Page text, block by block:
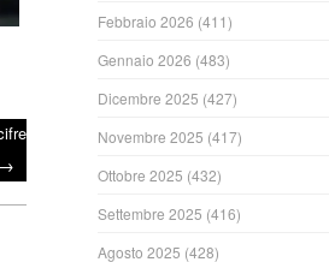
→
Febbraio 2026 (411)
Gennaio 2026 (483)
Dicembre 2025 (427)
Novembre 2025 (417)
Ottobre 2025 (432)
Settembre 2025 (416)
Agosto 2025 (428)